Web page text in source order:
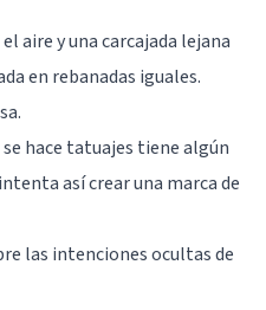
aire y una carcajada lejana
en rebanadas iguales.
hace tatuajes tiene algún
así crear una marca de
las intenciones ocultas de